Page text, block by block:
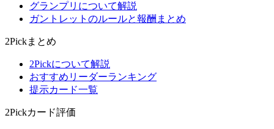
グランプリについて解説
ガントレットのルールと報酬まとめ
2Pickまとめ
2Pickについて解説
おすすめリーダーランキング
提示カード一覧
2Pickカード評価